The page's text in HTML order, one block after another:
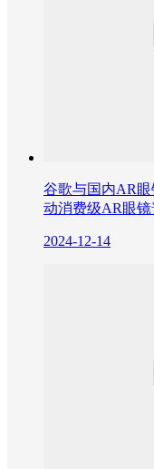
谷歌与国内AR
动消费级AR眼镜
2024-12-14